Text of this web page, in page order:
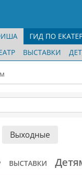
ВЫСТАВКИ
ГИД ПО
Выходные
ВЫСТАВКИ